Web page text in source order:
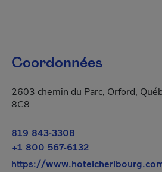
Coordonnées
2603 chemin du Parc, Orford,
8C8
819 843-3308
+1 800 567-6132
https://